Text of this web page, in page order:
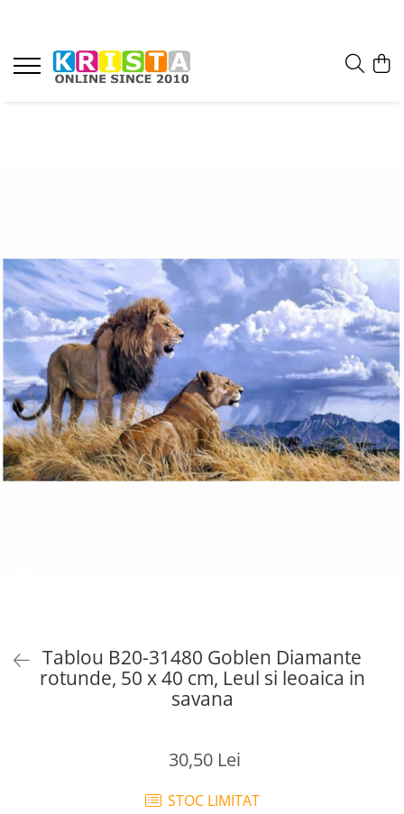
Tablou B20-31480 Goblen Diamante
rotunde, 50 x 40 cm, Leul si leoaica in
savana
30,50 Lei
STOC LIMITAT